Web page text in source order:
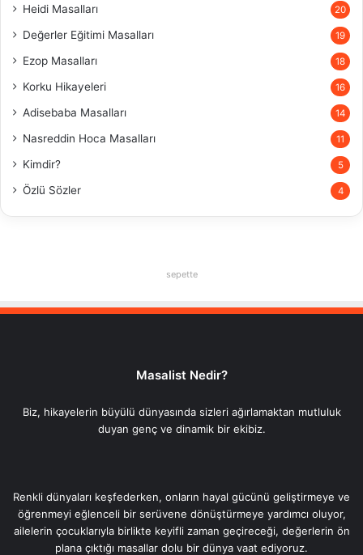
Heidi Masalları 20
Değerler Eğitimi Masalları 19
Ezop Masalları 18
Korku Hikayeleri 16
Adisebaba Masalları 14
Nasreddin Hoca Masalları 11
Kimdir? 5
Özlü Sözler 4
sepette
Masalist Nedir?
Biz, hikayelerin büyülü dünyasında sizleri ağırlamaktan mutluluk
duyan genç ve dinamik bir ekibiz.
Renkli dünyaları keşfederken, onların hayal gücünü geliştirmeye ve
öğrenmeyi eğlenceli bir serüvene dönüştürmeye yardımcı oluyor,
ailelerin çocuklarıyla birlikte keyifli zaman geçireceği, değerlerin ön
plana çıktığı masallar dolu bir dünya vaat ediyoruz.